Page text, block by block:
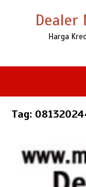
Dealer
Harga
Tag: